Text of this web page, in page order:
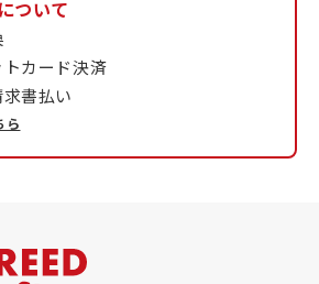
ついて
カード決済
書払い
ら